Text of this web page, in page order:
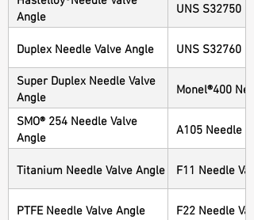
Angle
UNS S32750
Duplex Needle Valve Angle
UNS S32760
Super Duplex Needle Valve
Angle
Monel®400
SMO® 254 Needle Valve
Angle
A105 Needle
Titanium Needle Valve Angle F11 Needle
PTFE Needle Valve Angle F22 Needle